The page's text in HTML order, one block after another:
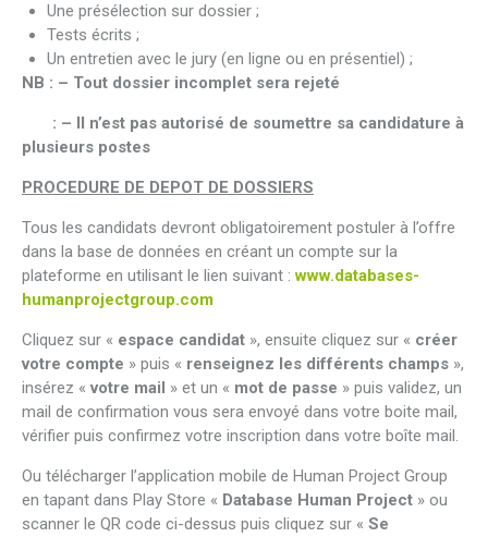
Une présélection sur dossier ;
Tests écrits ;
Un entretien avec le jury (en ligne ou en présentiel) ;
NB : – Tout dossier incomplet sera rejeté
: – Il n’est pas autorisé de soumettre sa candidature à
plusieurs postes
PROCEDURE DE DEPOT DE DOSSIERS
Tous les candidats devront obligatoirement postuler à l’offre
dans la base de données en créant un compte sur la
plateforme en utilisant le lien suivant :www.databases-
humanprojectgroup.com
Cliquez sur « espace candidat », ensuite cliquez sur « créer
votre compte » puis « renseignez les différents champs »,
insérez « votre mail » et un « mot de passe » puis validez, un
mail de confirmation vous sera envoyé dans votre boite mail,
vérifier puis confirmez votre inscription dans votre boîte mail.
Ou télécharger l’application mobile de Human Project Group
en tapant dans Play Store « Database Human Project » ou
scanner le QR code ci-dessus puis cliquez sur « Se